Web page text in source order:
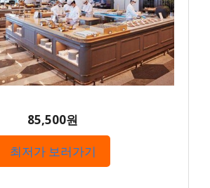
85,500원
최저가 보러가기